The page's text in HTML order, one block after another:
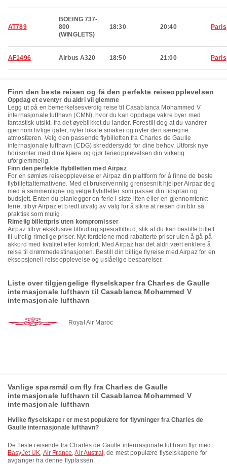
AT789
BOEING 737-
800
(WINGLETS)
18:30 20:40 Paris
AF1496 Airbus A320 18:50 21:00 Paris
Finn den beste reisen og få den perfekte reiseopplevelsen
Oppdag et eventyr du aldri vil glemme
Legg ut på en bemerkelsesverdig reise til Casablanca Mohammed V
internasjonale lufthavn (CMN), hvor du kan oppdage vakre byer med
fantastisk utsikt, fra det øyeblikket du lander. Forestill deg at du vandrer
gjennom livlige gater, nyter lokale smaker og nyter den særegne
atmosfæren. Velg den passende flybilletten fra Charles de Gaulle
internasjonale lufthavn (CDG) skreddersydd for dine behov. Utforsk nye
horisonter med dine kjære og gjør ferieopplevelsen din virkelig
uforglemmelig.
Finn den perfekte flybilletten med Airpaz
For en sømløs reiseopplevelse er Airpaz din plattform for å finne de beste
flybillettalternativene. Med et brukervennlig grensesnitt hjelper Airpaz deg
med å sammenligne og velge flybilletter som passer din tidsplan og
budsjett. Enten du planlegger en ferie i siste liten eller en gjennomtenkt
ferie, tilbyr Airpaz et bredt utvalg av valg for å sikre at reisen din blir så
praktisk som mulig.
Rimelig billettpris uten kompromisser
Airpaz tilbyr eksklusive tilbud og spesialtilbud, slik at du kan bestille billett
til utrolig rimelige priser. Nyt fordelene med rabatterte priser uten å gå på
akkord med kvalitet eller komfort. Med Airpaz har det aldri vært enklere å
reise til drømmedestinasjonen. Bestill din billige flyreise med Airpaz for en
eksepsjonell reiseopplevelse og uslåelige besparelser.
Liste over tilgjengelige flyselskaper fra Charles de Gaulle
internasjonale lufthavn til Casablanca Mohammed V
internasjonale lufthavn
Royal Air Maroc
Vanlige spørsmål om fly fra Charles de Gaulle
internasjonale lufthavn til Casablanca Mohammed V
internasjonale lufthavn
Hvilke flyselskaper er mest populære for flyvninger fra Charles de
Gaulle internasjonale lufthavn?
De fleste reisende fra Charles de Gaulle internasjonale lufthavn flyr med
EasyJet UK, Air France,Air Austral , de mest populære flyselskapene for
avganger fra denne flyplassen.